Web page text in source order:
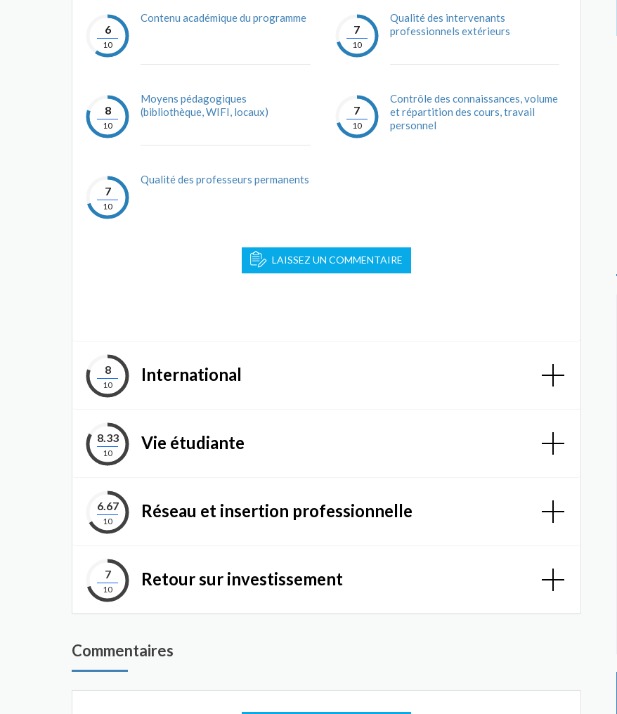
6
10
Contenu académique du programme
8
10
Moyens pédagogiques
(bibliothèque, WIFI, locaux)
7
10
Qualité des professeurs permanents
7
10
Qualité des intervenants
professionnels extérieurs
7
10
Contrôle des connaissances, volume
et répartition des cours, travail
personnel
LAISSEZ UN COMMENTAIRE
8
10
International
8.33
10
Vie étudiante
6.67
10
Réseau et insertion professionnelle
7
10
Retour sur investissement
Commentaires